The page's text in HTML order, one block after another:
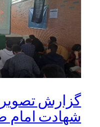
گزارش
شهادت امام